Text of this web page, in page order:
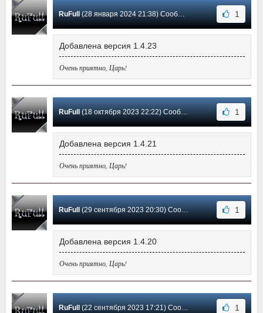
RuFull(28 января 2024 21:38) Сообщение #45 1
Добавлена версия 1.4.23
Очень приятно, Царь!
RuFull(18 октября 2023 22:22) Сообщение #44 1
Добавлена версия 1.4.21
Очень приятно, Царь!
RuFull(29 сентября 2023 20:30) Сообщение #43 1
Добавлена версия 1.4.20
Очень приятно, Царь!
RuFull(22 сентября 2023 17:21) Сообщение #42 1